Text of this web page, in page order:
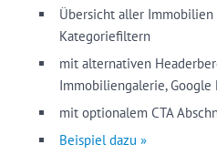
Übersicht aller
Kategoriefiltern
mit alternativen
Immobiliengalerie, Google
mit optionalem CTA
Beispiel dazu »